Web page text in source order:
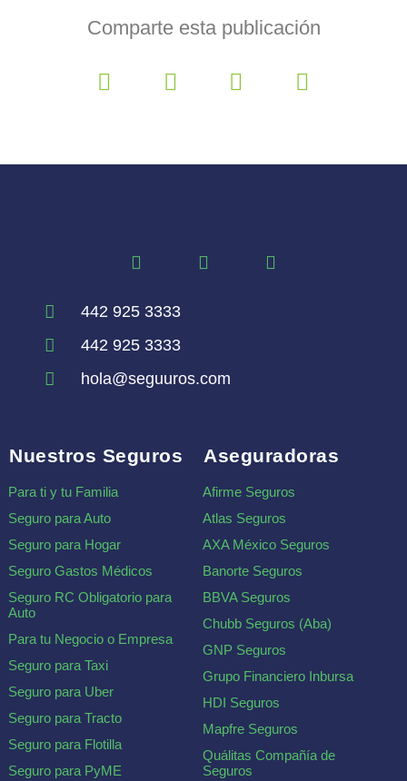
Comparte esta publicación
442 925 3333
442 925 3333
hola@seguuros.com
Nuestros Seguros
Para ti y tu Familia
Seguro para Auto
Seguro para Hogar
Seguro Gastos Médicos
Seguro RC Obligatorio para
Auto
Para tu Negocio o Empresa
Seguro para Taxi
Seguro para Uber
Seguro para Tracto
Seguro para Flotilla
Seguro para PyME
Aseguradoras
Afirme Seguros
Atlas Seguros
AXA México Seguros
Banorte Seguros
BBVA Seguros
Chubb Seguros (Aba)
GNP Seguros
Grupo Financiero Inbursa
HDI Seguros
Mapfre Seguros
Quálitas Compañía de
Seguros